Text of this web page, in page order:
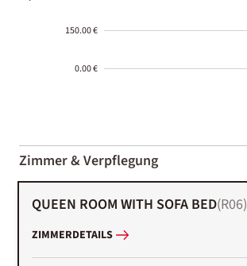
150.00 €
0.00 €
01-02
Zimmer & Verpflegung
QUEEN ROOM WITH SOFA BED(R06)
ZIMMERDETAILS